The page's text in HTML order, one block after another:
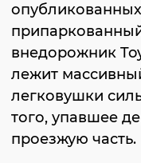
внедорожник
лежит
легковушки
того, упавшее
проезжую часть.